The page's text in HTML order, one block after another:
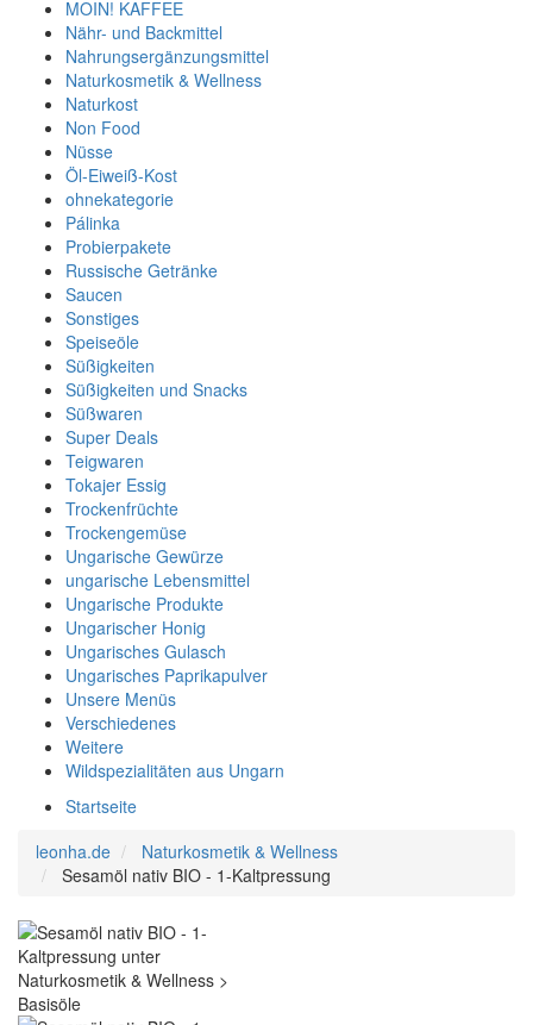
MOIN! KAFFEE
Nähr- und Backmittel
Nahrungsergänzungsmittel
Naturkosmetik & Wellness
Naturkost
Non Food
Nüsse
Öl-Eiweiß-Kost
ohnekategorie
Pálinka
Probierpakete
Russische Getränke
Saucen
Sonstiges
Speiseöle
Süßigkeiten
Süßigkeiten und Snacks
Süßwaren
Super Deals
Teigwaren
Tokajer Essig
Trockenfrüchte
Trockengemüse
Ungarische Gewürze
ungarische Lebensmittel
Ungarische Produkte
Ungarischer Honig
Ungarisches Gulasch
Ungarisches Paprikapulver
Unsere Menüs
Verschiedenes
Weitere
Wildspezialitäten aus Ungarn
Startseite
leonha.de
Naturkosmetik & Wellness
Sesamöl nativ BIO - 1-Kaltpressung